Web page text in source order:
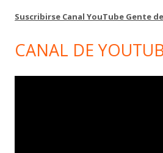
Suscribirse Canal YouTube Gente
CANAL DE